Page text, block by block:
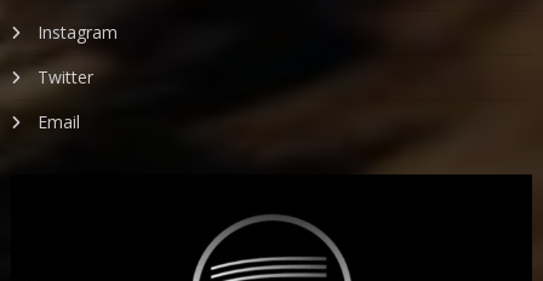
Instagram
Twitter
Email